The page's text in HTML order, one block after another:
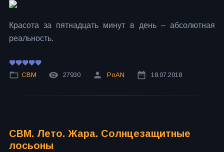
Красота за пятнадцать минут в день – абсолютная
реальность.
СВМ 27930 PoAN 18.07.2018
СВМ. Лето. Жара. Солнцезащитные
лосьоны